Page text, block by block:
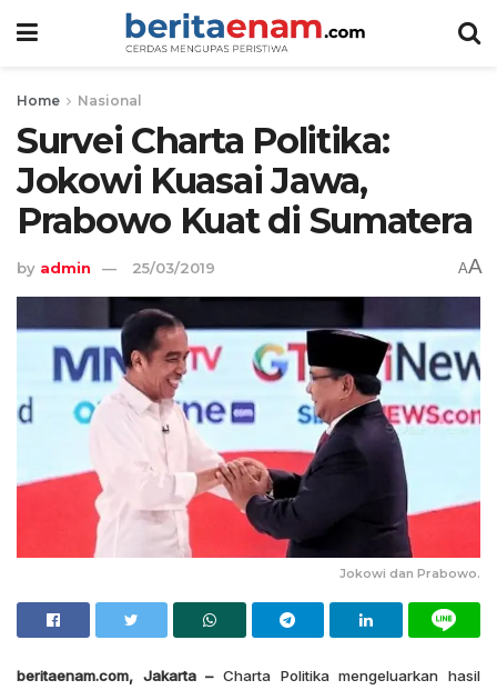
Home Nasional
Survei Charta Politika:
Jokowi Kuasai Jawa,
Prabowo Kuat di Sumatera
by admin 25/03/2019 AA
Jokowi dan Prabowo.
beritaenam.com, Jakarta –Charta Politika mengeluarkan hasil